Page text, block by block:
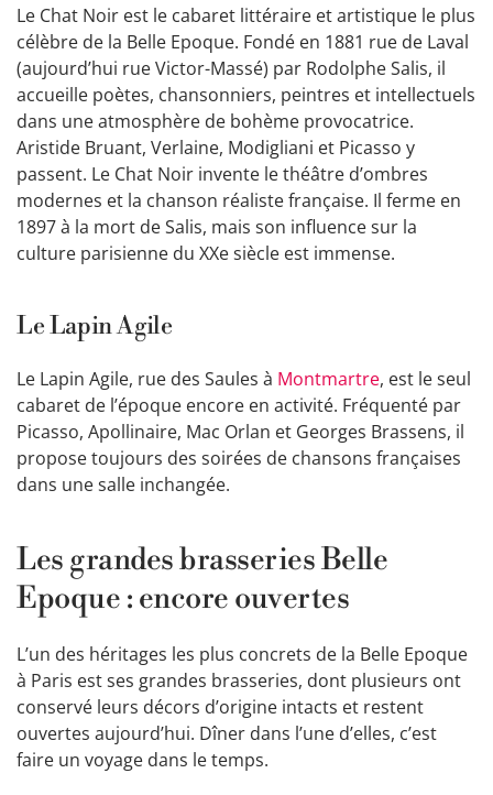
Le Chat Noir est le cabaret littéraire et artistique le plus
célèbre de la Belle Epoque. Fondé en 1881 rue de Laval
(aujourd’hui rue Victor-Massé) par Rodolphe Salis, il
accueille poètes, chansonniers, peintres et intellectuels
dans une atmosphère de bohème provocatrice.
Aristide Bruant, Verlaine, Modigliani et Picasso y
passent. Le Chat Noir invente le théâtre d’ombres
modernes et la chanson réaliste française. Il ferme en
1897 à la mort de Salis, mais son influence sur la
culture parisienne du XXe siècle est immense.
Le Lapin Agile
Le Lapin Agile, rue des Saules à Montmartre, est le seul
cabaret de l’époque encore en activité. Fréquenté par
Picasso, Apollinaire, Mac Orlan et Georges Brassens, il
propose toujours des soirées de chansons françaises
dans une salle inchangée.
Les grandes brasseries Belle
Epoque : encore ouvertes
L’un des héritages les plus concrets de la Belle Epoque
à Paris est ses grandes brasseries, dont plusieurs ont
conservé leurs décors d’origine intacts et restent
ouvertes aujourd’hui. Dîner dans l’une d’elles, c’est
faire un voyage dans le temps.